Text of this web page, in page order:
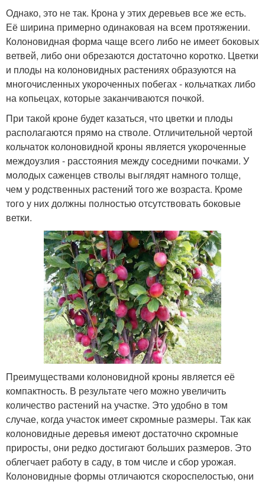
Однако, это не так. Крона у этих деревьев все же есть.
Её ширина примерно одинаковая на всем протяжении.
Колоновидная форма чаще всего либо не имеет боковых
ветвей, либо они обрезаются достаточно коротко. Цветки
и плоды на колоновидных растениях образуются на
многочисленных укороченных побегах - кольчатках либо
на копьецах, которые заканчиваются почкой.
При такой кроне будет казаться, что цветки и плоды
располагаются прямо на стволе. Отличительной чертой
кольчаток колоновидной кроны является укороченные
междоузлия - расстояния между соседними почками. У
молодых саженцев стволы выглядят намного толще,
чем у родственных растений того же возраста. Кроме
того у них должны полностью отсутствовать боковые
ветки.
Преимуществами колоновидной кроны является её
компактность. В результате чего можно увеличить
количество растений на участке. Это удобно в том
случае, когда участок имеет скромные размеры. Так как
колоновидные деревья имеют достаточно скромные
приросты, они редко достигают больших размеров. Это
облегчает работу в саду, в том числе и сбор урожая.
Колоновидные формы отличаются скороспелостью, они